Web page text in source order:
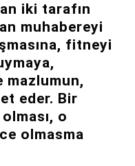
iki tarafın
muhabereyi
fitneyi
mazlumun,
eder. Bir
o
olmasma